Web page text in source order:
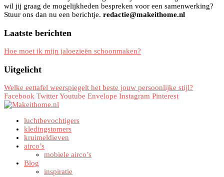
wil jij graag de mogelijkheden bespreken voor een samenwerking?
Stuur ons dan nu een berichtje. redactie@makeithome.nl
Laatste berichten
Hoe moet ik mijn jaloezieën schoonmaken?
Uitgelicht
Welke eettafel weerspiegelt het beste jouw persoonlijke stijl?
Facebook TwitterYoutube Envelope Instagram Pinterest
luchtbevochtigers
kledingstomers
kruimeldieven
airco’s
mobiele airco’s
Blog
inspiratie